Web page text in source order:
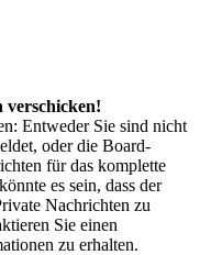
verschicken!
Entweder Sie sind nicht
oder die Board-
für das komplette
es sein, dass der
Nachrichten zu
Sie einen
zu erhalten.